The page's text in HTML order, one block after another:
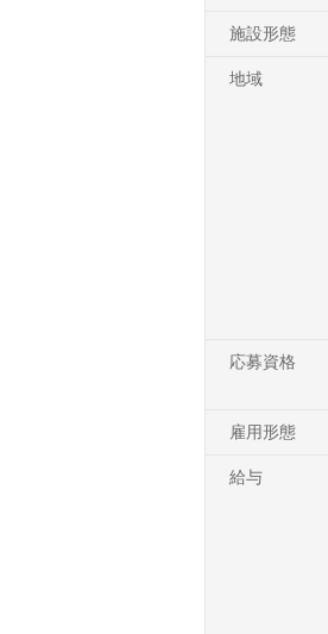
施設形態
地域
応募資格
雇用形態
給与